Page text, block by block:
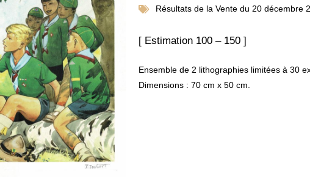
Résultats de la Vente du 20 décembre
[ Estimation 100 – 150 ]
Ensemble de 2 lithographies limitées à 30
Dimensions : 70 cm x 50 cm.